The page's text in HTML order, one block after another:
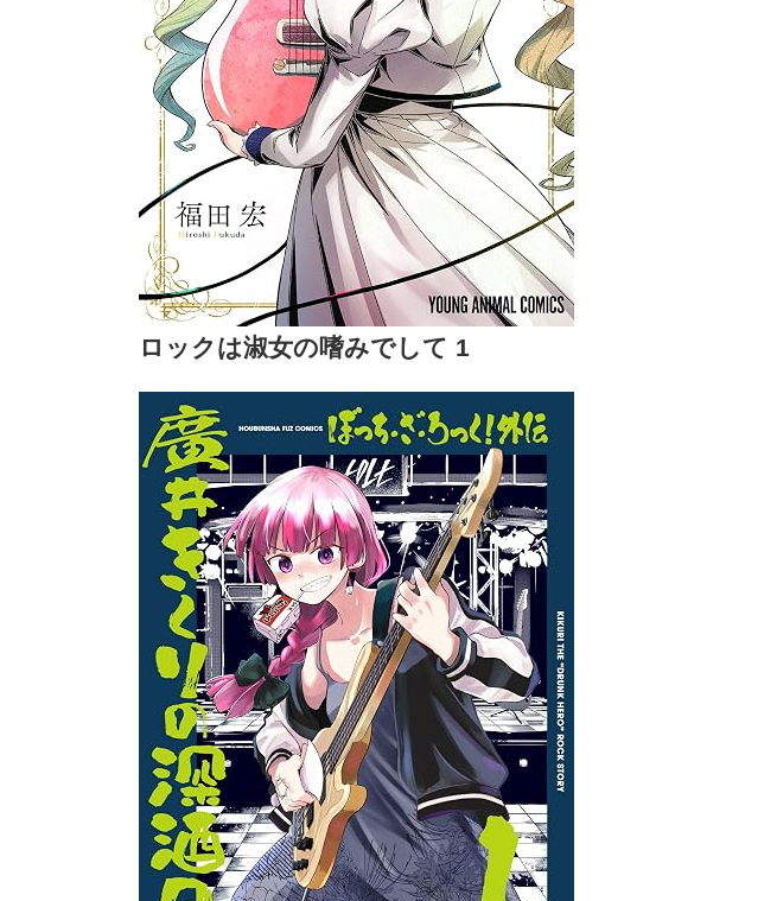
ロックは淑女の嗜みでして 1